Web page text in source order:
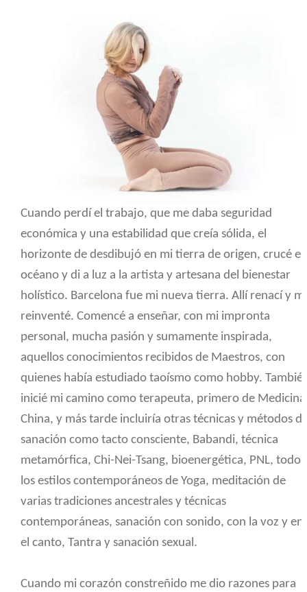
Cuando perdí el trabajo, que me daba seguridad
económica y una estabilidad que creía sólida, el
horizonte de desdibujó en mi tierra de origen, crucé el
océano y di a luz a la artista y artesana del bienestar
holístico. Barcelona fue mi nueva tierra. Allí renací y
reinventé. Comencé a enseñar, con mi impronta
personal, mucha pasión y sumamente inspirada,
aquellos conocimientos recibidos de Maestros, con
quienes había estudiado taoísmo como hobby.
inicié mi camino como terapeuta, primero de Medicina
China, y más tarde incluiría otras técnicas y métodos
sanación como tacto consciente, Babandi, técnica
metamórfica, Chi-Nei-Tsang, bioenergética, PNL, todos
los estilos contemporáneos de Yoga, meditación de
varias tradiciones ancestrales y técnicas
contemporáneas, sanación con sonido, con la voz y en
el canto, Tantra y sanación sexual.
Cuando mi corazón constreñido me dio razones para